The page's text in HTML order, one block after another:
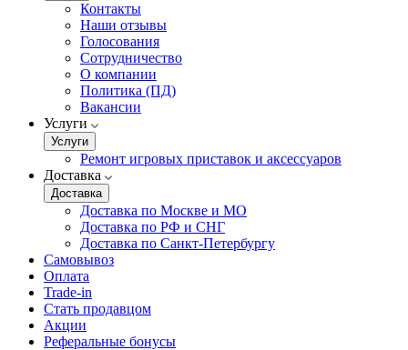
Контакты
Наши отзывы
Голосования
Сотрудничество
О компании
Политика (ПД)
Вакансии
Услуги
Услуги
Ремонт игровых приставок и аксессуаров
Доставка
Доставка
Доставка по Москве и МО
Доставка по РФ и СНГ
Доставка по Санкт-Петербургу
Самовывоз
Оплата
Trade-in
Стать продавцом
Акции
Реферальные бонусы